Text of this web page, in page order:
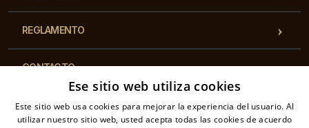
REGLAMENTO
CONTACTO
Ese sitio web utiliza cookies
Este sitio web usa cookies para mejorar la experiencia del usuario. Al
utilizar nuestro sitio web, usted acepta todas las cookies de acuerdo